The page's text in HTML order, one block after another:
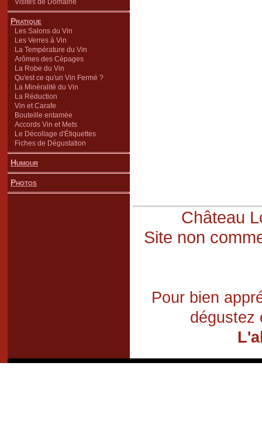
Visites de Domaine
Pratique
Les Salons du Vin
Les Verres à Vin
La Température du Vin
Arômes des Cépages
La Robe du Vin
Qu'est ce qu'un Vin Fermé ?
La Minéralité du Vin
La Réduction
Vin et Carafe
Bouteille entamée
Accords Vin et Mets
Le Décollage d'Étiquettes
Fiches de Dégustation
Humour
Photos
Château
Site non
Pour bien
dégustez